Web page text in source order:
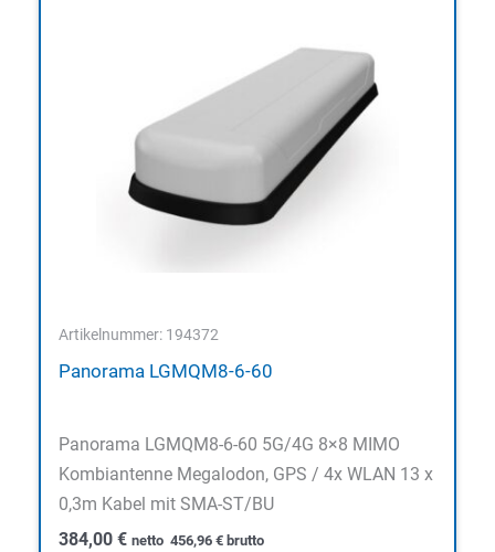
Artikelnummer: 194372
Panorama LGMQM8-6-60
Panorama LGMQM8-6-60 5G/4G 8×8 MIMO
Kombiantenne Megalodon, GPS / 4x WLAN 13 x
0,3m Kabel mit SMA-ST/BU
384,00 € netto 456,96 € brutto